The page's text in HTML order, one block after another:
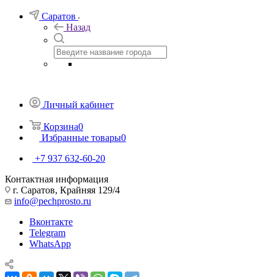
Саратов
Назад
Личный кабинет
Корзина0
Избранные товары0
+7 937 632-60-20
Контактная информация
г. Саратов, Крайняя 129/4
info@pechprosto.ru
Вконтакте
Telegram
WhatsApp